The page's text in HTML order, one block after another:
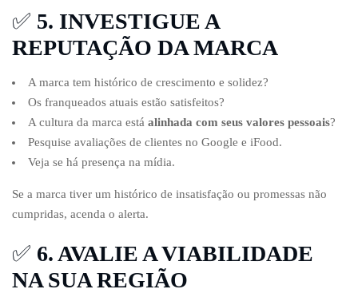
✅ 5. INVESTIGUE A
REPUTAÇÃO DA MARCA
A marca tem histórico de crescimento e solidez?
Os franqueados atuais estão satisfeitos?
A cultura da marca está alinhada com seus valores pessoais?
Pesquise avaliações de clientes no Google e iFood.
Veja se há presença na mídia.
Se a marca tiver um histórico de insatisfação ou promessas não
cumpridas, acenda o alerta.
✅ 6. AVALIE A VIABILIDADE
NA SUA REGIÃO